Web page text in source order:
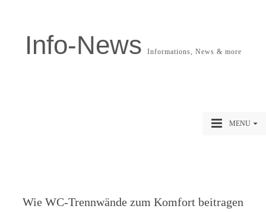
Info-News Informations, News & more
MENU
Wie WC-Trennwände zum Komfort beitragen